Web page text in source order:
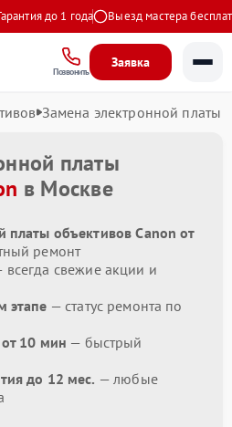
до 1 года Выезд мастера бесплатно
Позвонить
Заявка
Замена электронной платы
платы
в Москве
платы объективов Canon от
ремонт
всегда свежие акции и
этапе — статус ремонта по
10 мин — быстрый
до 12 мес. — любые